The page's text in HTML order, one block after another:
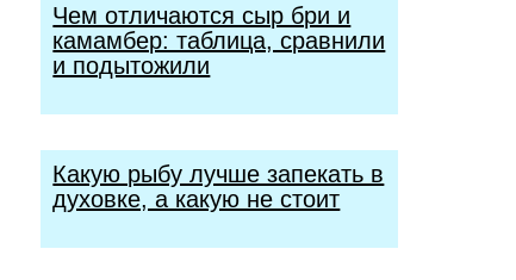
Чем отличаются сыр бри и
камамбер: таблица, сравнили
и подытожили
Какую рыбу лучше запекать в
духовке, а какую не стоит